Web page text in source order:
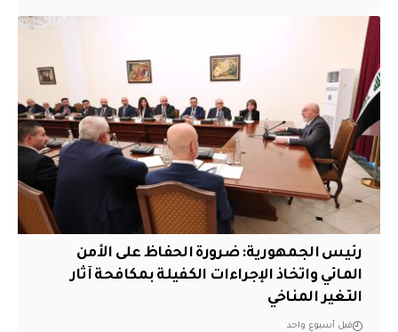
رئيس الجمهورية: ضرورة الحفاظ على الأمن
المائي واتخاذ الإجراءات الكفيلة بمكافحة آثار
التغير المناخي
قبل أسبوع واحد